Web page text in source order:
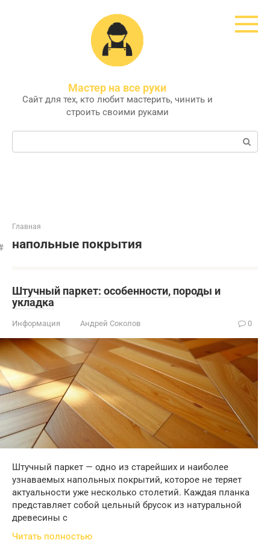
Мастер на все руки
Сайт для тех, кто любит мастерить, чинить и
строить своими руками
Поиск:
Главная
напольные покрытия
Штучный паркет: особенности, породы и
укладка
Информация Андрей Соколов 0
Штучный паркет — одно из старейших и наиболее
узнаваемых напольных покрытий, которое не теряет
актуальности уже несколько столетий. Каждая планка
представляет собой цельный брусок из натуральной
древесины с
Читать полностью